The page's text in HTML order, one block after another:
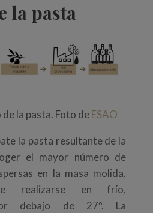
la pasta
la pasta. Foto deESAO
la pasta resultante de la
el mayor número de
en la masa molida.
realizarse en frío,
debajo de 27º. La